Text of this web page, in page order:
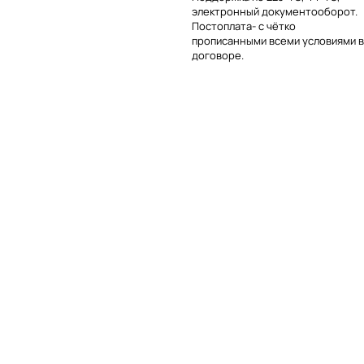
электронный документооборот.
Постоплата- с чётко
прописанными всеми условиями в
договоре.